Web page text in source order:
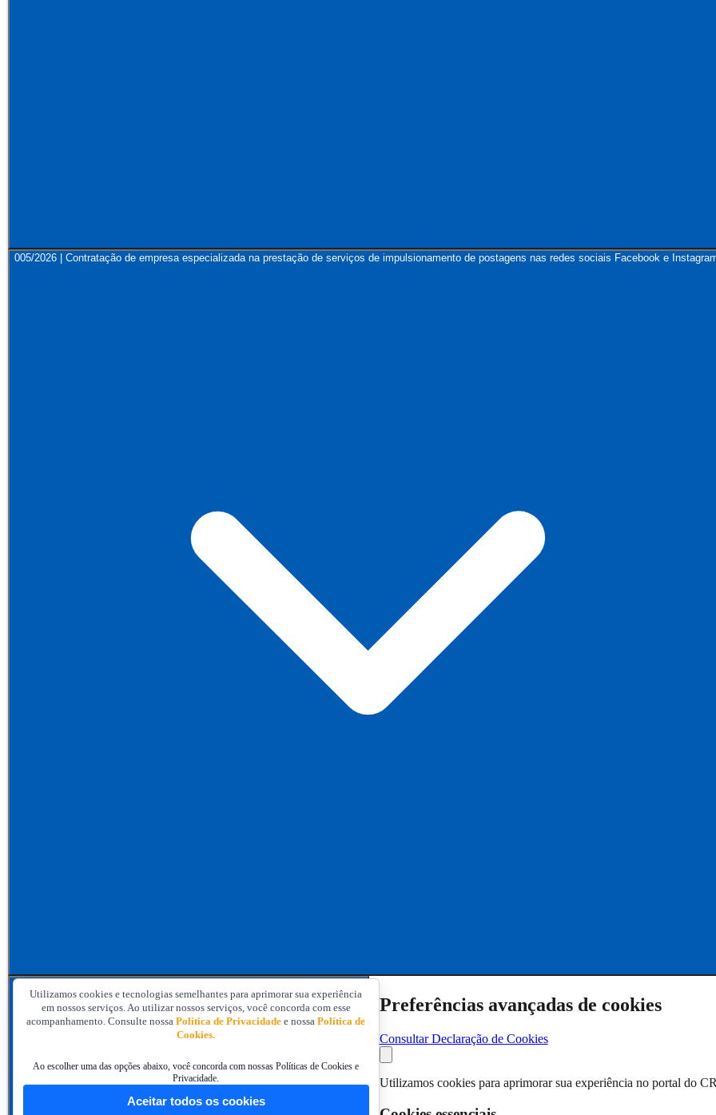
005/2026 | Contratação de empresa especializada na prestação de serviços de impulsionamento de postagens nas redes sociais Facebook e
Utilizamos cookies e tecnologias semelhantes para aprimorar sua experiência
em nossos serviços. Ao utilizar nossos serviços, você concorda com esse
acompanhamento. Consulte nossaPolítica de Privacidade e nossaPolítica de
Cookies.
Ao escolher uma das opções abaixo, você concorda com nossas Políticas de Cookies e
Privacidade.
Aceitar todos os cookies
Preferências avançadas de cookies
Consultar Declaração de Cookies
Utilizamos cookies para aprimorar sua experiência no portal do